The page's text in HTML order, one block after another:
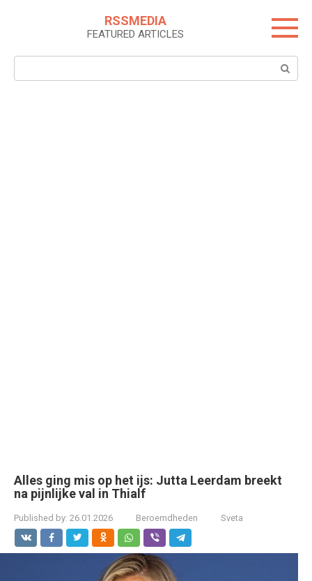
RSSMEDIA
FEATURED ARTICLES
Search:
Alles ging mis op het ijs: Jutta Leerdam breekt
na pijnlijke val in Thialf
Published by: 26.01.2026 Beroemdheden Sveta